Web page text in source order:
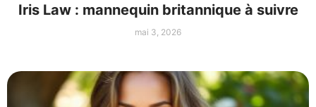
Iris Law : mannequin britannique à suivre
mai 3, 2026